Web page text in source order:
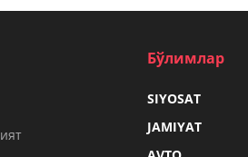
Бўлимлар
SIYOSAT
JAMIYAT